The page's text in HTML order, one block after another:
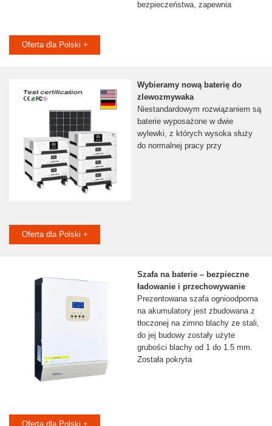
bezpieczeństwa, zapewnia
Oferta dla Polski +
Wybieramy nową baterię do
zlewozmywaka
Niestandardowym rozwiązaniem są
baterie wyposażone w dwie
wylewki, z których wysoka służy
do normalnej pracy przy
Oferta dla Polski +
Szafa na baterie – bezpieczne
ładowanie i przechowywanie
Prezentowana szafa ognioodporna
na akumulatory jest zbudowana z
tłoczonej na zimno blachy ze stali,
do jej budowy zostały użyte
grubości blachy od 1 do 1.5 mm.
Została pokryta
Oferta dla Polski +